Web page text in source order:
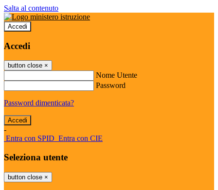
Salta al contenuto
Accedi
Accedi
button close ×
Nome Utente
Password
Password dimenticata?
-
Entra con SPID Entra con CIE
Seleziona utente
button close ×